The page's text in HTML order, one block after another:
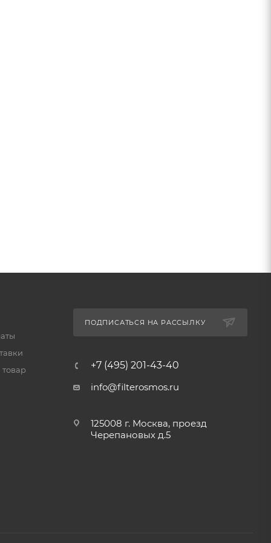
товар
ПОДПИСАТЬСЯ НА РАССЫЛКУ
+7 (495) 201-43-40
info@filterosmos.ru
125008 г. Москва, проезд
Черепановых д.5